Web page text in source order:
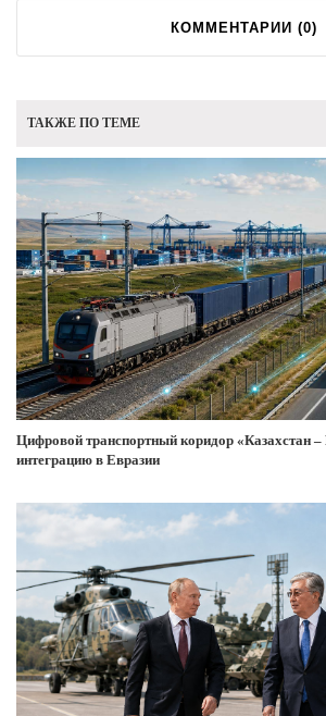
КОММЕНТАРИИ (0)
ТАКЖЕ ПО ТЕМЕ
Цифровой транспортный коридор «Казахстан –
интеграцию в Евразии